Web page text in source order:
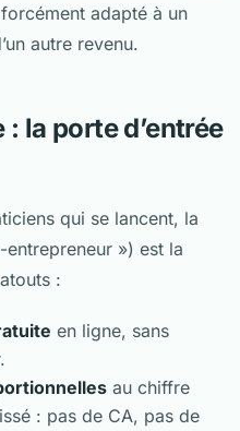
adapté à un
autre revenu.
la porte d’entrée
qui se lancent, la
entrepreneur ») est la
:
en ligne, sans
au chiffre
: pas de CA, pas de